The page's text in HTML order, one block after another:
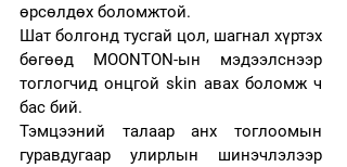
өрсөлдөх боломжтой.
Шат болгонд тусгай цол, шагнал хүртэх
бөгөөд MOONTON-ын мэдээлснээр
тоглогчид онцгой skin авах боломж ч
бас бий.
Тэмцээний талаар анх тоглоомын
гуравдугаар улирлын шинэчлэлээр